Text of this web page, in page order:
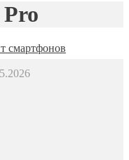
смартфонов